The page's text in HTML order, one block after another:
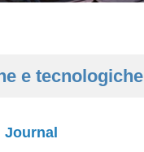
e tecnologiche
Journal